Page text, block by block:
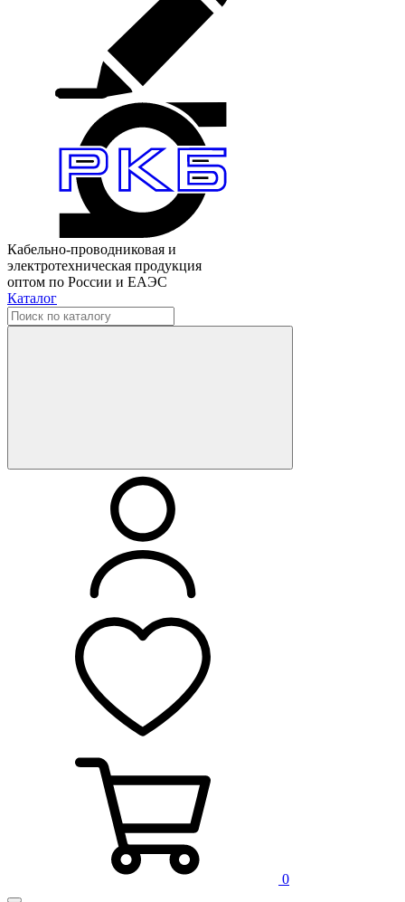
Кабельно-проводниковая и
электротехническая продукция
оптом по России и ЕАЭС
Каталог
0